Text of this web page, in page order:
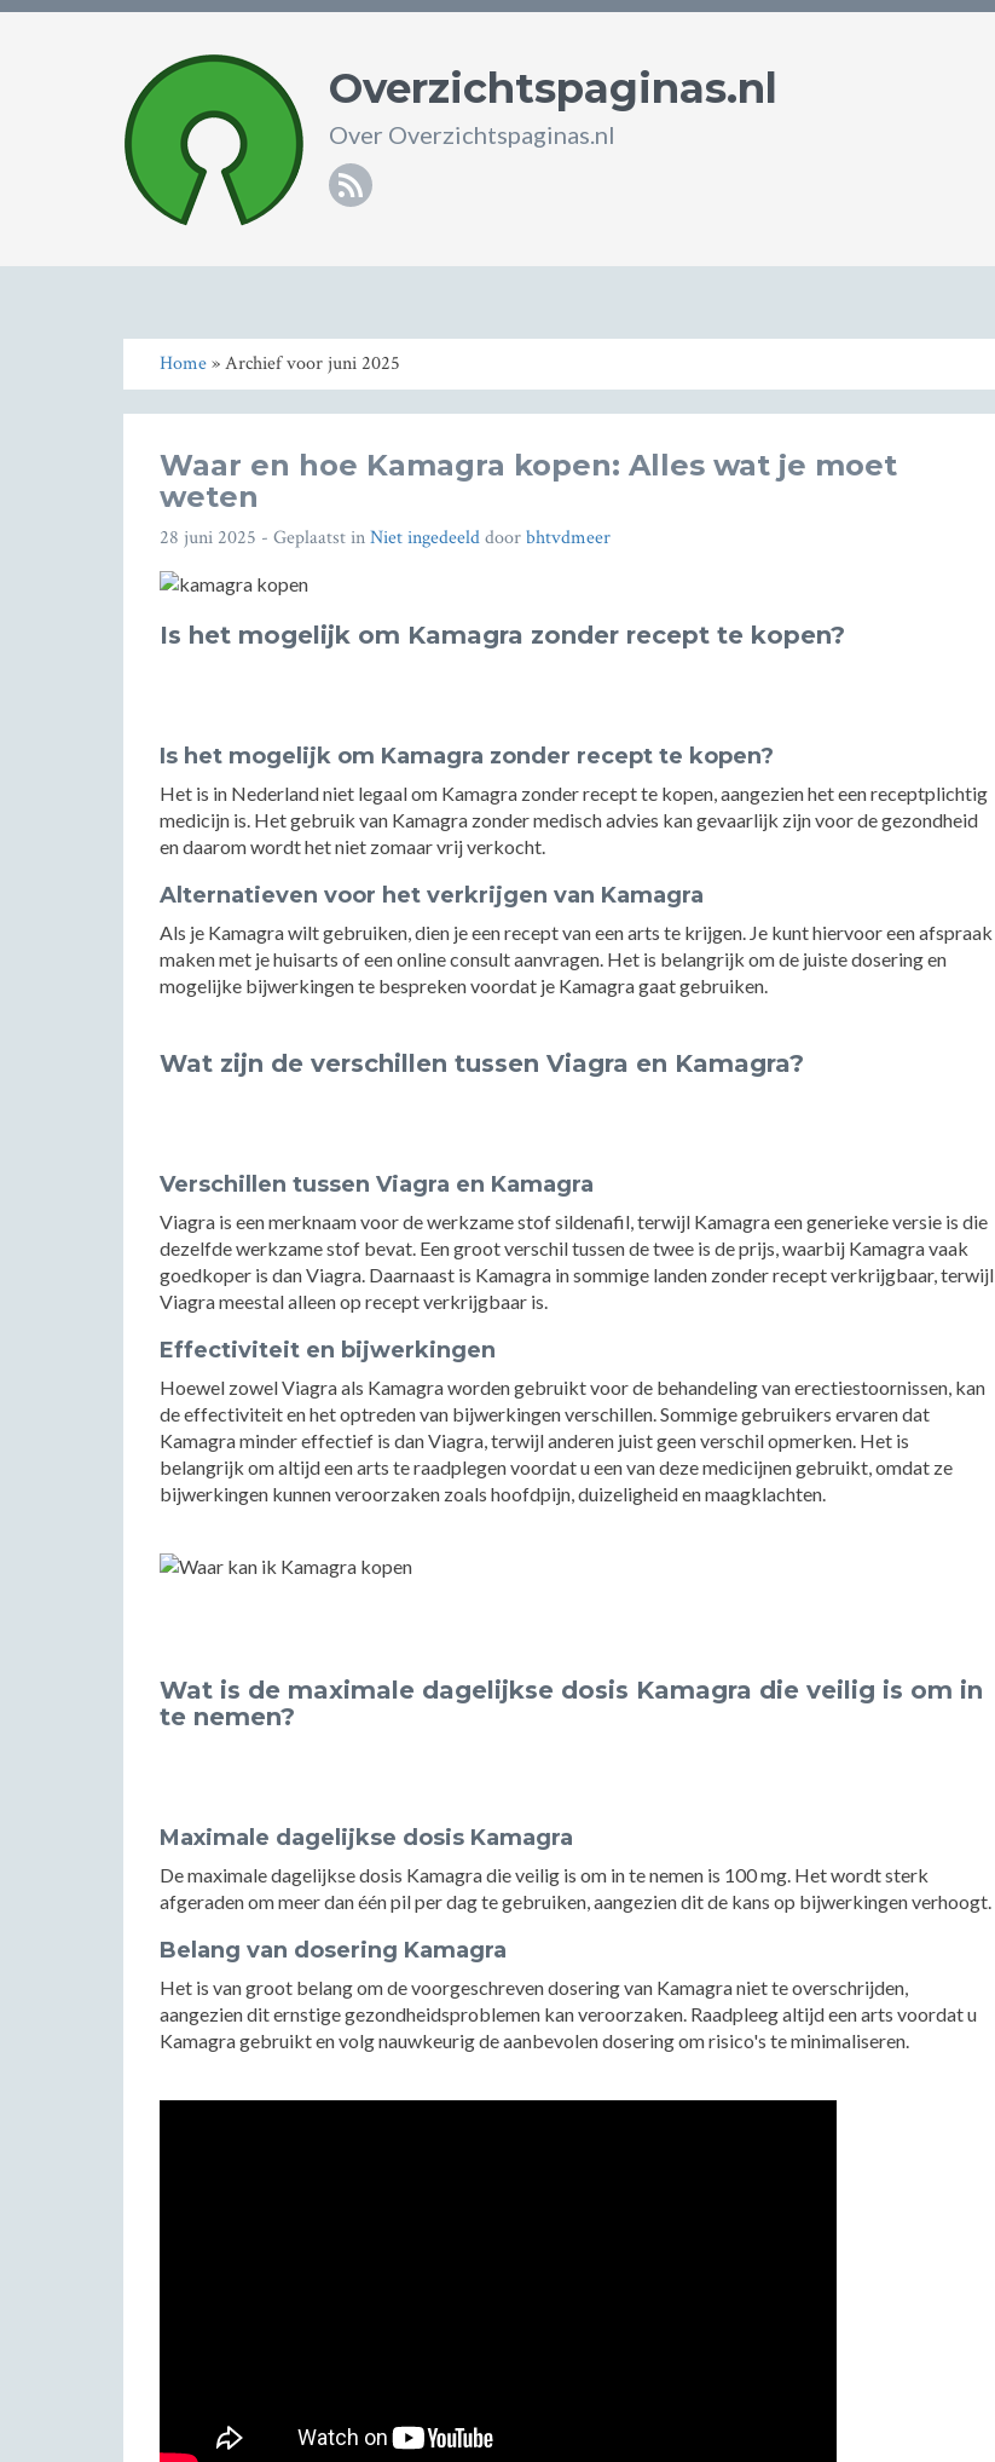
Overzichtspaginas.nl
Over Overzichtspaginas.nl
RSS
Home» Archief voor juni 2025
Waar en hoe Kamagra kopen: Alles wat je moet
weten
28 juni 2025 - Geplaatst inNiet ingedeelddoorbhtvdmeer
Is het mogelijk om Kamagra zonder recept te kopen?
Is het mogelijk om Kamagra zonder recept te kopen?
Het is in Nederland niet legaal om Kamagra zonder recept te kopen, aangezien het een receptplichtig
medicijn is. Het gebruik van Kamagra zonder medisch advies kan gevaarlijk zijn voor de gezondheid
en daarom wordt het niet zomaar vrij verkocht.
Alternatieven voor het verkrijgen van Kamagra
Als je Kamagra wilt gebruiken, dien je een recept van een arts te krijgen. Je kunt hiervoor een afspraak
maken met je huisarts of een online consult aanvragen. Het is belangrijk om de juiste dosering en
mogelijke bijwerkingen te bespreken voordat je Kamagra gaat gebruiken.
Wat zijn de verschillen tussen Viagra en Kamagra?
Verschillen tussen Viagra en Kamagra
Viagra is een merknaam voor de werkzame stof sildenafil, terwijl Kamagra een generieke versie is die
dezelfde werkzame stof bevat. Een groot verschil tussen de twee is de prijs, waarbij Kamagra vaak
goedkoper is dan Viagra. Daarnaast is Kamagra in sommige landen zonder recept verkrijgbaar, terwijl
Viagra meestal alleen op recept verkrijgbaar is.
Effectiviteit en bijwerkingen
Hoewel zowel Viagra als Kamagra worden gebruikt voor de behandeling van erectiestoornissen, kan
de effectiviteit en het optreden van bijwerkingen verschillen. Sommige gebruikers ervaren dat
Kamagra minder effectief is dan Viagra, terwijl anderen juist geen verschil opmerken. Het is
belangrijk om altijd een arts te raadplegen voordat u een van deze medicijnen gebruikt, omdat ze
bijwerkingen kunnen veroorzaken zoals hoofdpijn, duizeligheid en maagklachten.
Wat is de maximale dagelijkse dosis Kamagra die veilig is om in
te nemen?
Maximale dagelijkse dosis Kamagra
De maximale dagelijkse dosis Kamagra die veilig is om in te nemen is 100 mg. Het wordt sterk
afgeraden om meer dan één pil per dag te gebruiken, aangezien dit de kans op bijwerkingen verhoogt.
Belang van dosering Kamagra
Het is van groot belang om de voorgeschreven dosering van Kamagra niet te overschrijden,
aangezien dit ernstige gezondheidsproblemen kan veroorzaken. Raadpleeg altijd een arts voordat u
Kamagra gebruikt en volg nauwkeurig de aanbevolen dosering om risico's te minimaliseren.